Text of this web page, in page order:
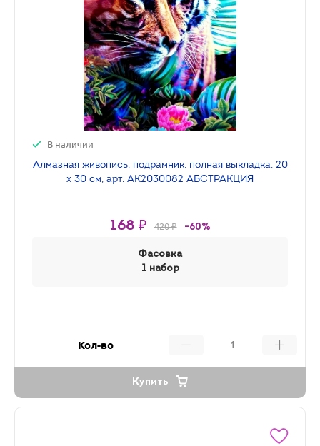
В наличии
Алмазная живопись, подрамник, полная выкладка, 20
х 30 см, арт. AK2030082 АБСТРАКЦИЯ
168 ₽ 420 ₽ -60%
Фасовка
1 набор
Кол-во
Купить